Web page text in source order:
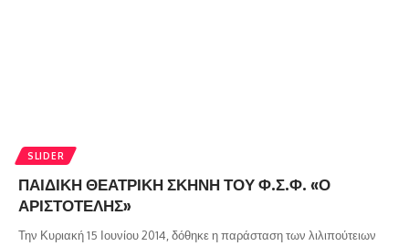
SLIDER
ΠΑΙΔΙΚΗ ΘΕΑΤΡΙΚΗ ΣΚΗΝΗ ΤΟΥ Φ.Σ.Φ. «Ο
ΑΡΙΣΤΟΤΕΛΗΣ»
Την Κυριακή 15 Ιουνίου 2014, δόθηκε η παράσταση των λιλιπούτειων